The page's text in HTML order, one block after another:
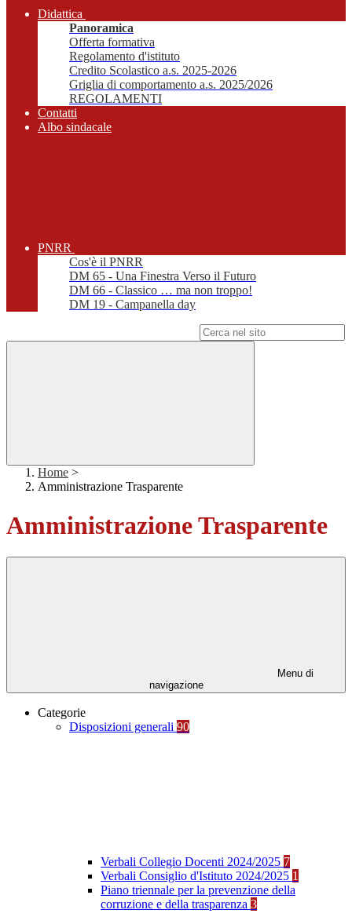
Didattica
Panoramica
Offerta formativa
Regolamento d'istituto
Credito Scolastico a.s. 2025-2026
Griglia di comportamento a.s. 2025/2026
REGOLAMENTI
Contatti
Albo sindacale
PNRR
Cos'è il PNRR
DM 65 - Una Finestra Verso il Futuro
DM 66 - Classico … ma non troppo!
DM 19 - Campanella day
Home >
Amministrazione Trasparente
Amministrazione Trasparente
Menu di
navigazione
Categorie
Disposizioni generali 90
Verbali Collegio Docenti 2024/2025 7
Verbali Consiglio d'Istituto 2024/2025 1
Piano triennale per la prevenzione della
corruzione e della trasparenza 3